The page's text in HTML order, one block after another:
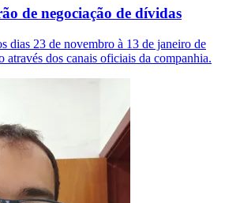
de negociação de dívidas
dias 23 de novembro à 13 de janeiro de
através dos canais oficiais da companhia.